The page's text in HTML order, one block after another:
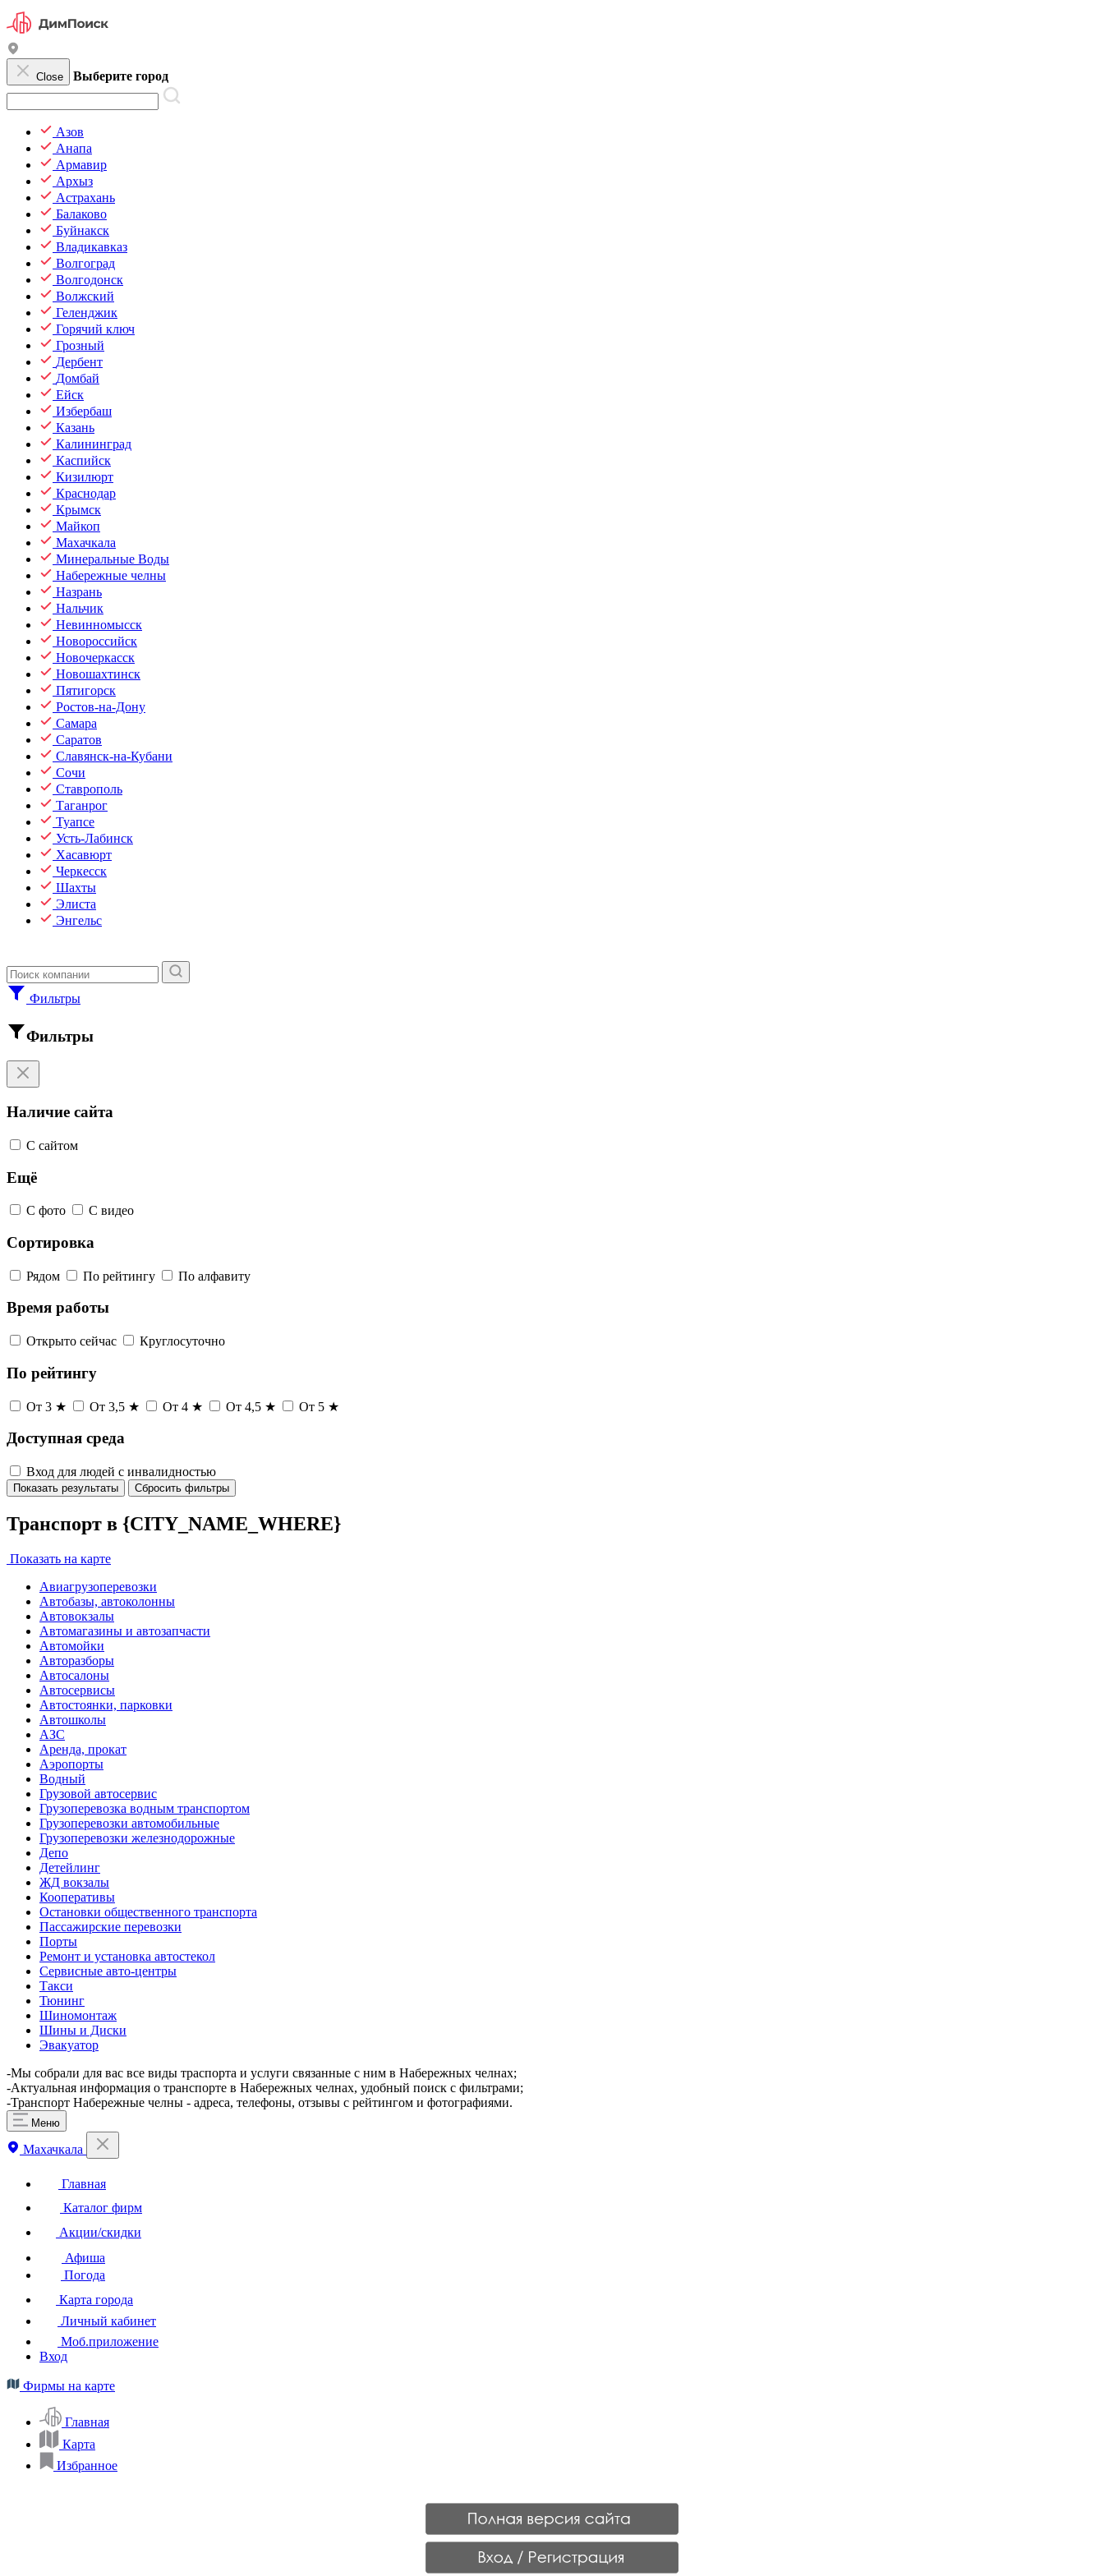
Close Выберите город
Азов
Анапа
Армавир
Архыз
Астрахань
Балаково
Буйнакск
Владикавказ
Волгоград
Волгодонск
Волжский
Геленджик
Горячий ключ
Грозный
Дербент
Домбай
Ейск
Избербаш
Казань
Калининград
Каспийск
Кизилюрт
Краснодар
Крымск
Майкоп
Махачкала
Минеральные Воды
Набережные челны
Назрань
Нальчик
Невинномысск
Новороссийск
Новочеркасск
Новошахтинск
Пятигорск
Ростов-на-Дону
Самара
Саратов
Славянск-на-Кубани
Сочи
Ставрополь
Таганрог
Туапсе
Усть-Лабинск
Хасавюрт
Черкесск
Шахты
Элиста
Энгельс
Фильтры
Фильтры
Наличие сайта
С сайтом
Ещё
С фото С видео
Сортировка
Рядом По рейтингу По алфавиту
Время работы
Открыто сейчас Круглосуточно
По рейтингу
От 3 ★ От 3,5 ★ От 4 ★ От 4,5 ★ От 5 ★
Доступная среда
Вход для людей с инвалидностью
Показать результаты Сбросить фильтры
Транспорт в {CITY_NAME_WHERE}
Показать на карте
Авиагрузоперевозки
Автобазы, автоколонны
Автовокзалы
Автомагазины и автозапчасти
Автомойки
Авторазборы
Автосалоны
Автосервисы
Автостоянки, парковки
Автошколы
АЗС
Аренда, прокат
Аэропорты
Водный
Грузовой автосервис
Грузоперевозка водным транспортом
Грузоперевозки автомобильные
Грузоперевозки железнодорожные
Депо
Детейлинг
ЖД вокзалы
Кооперативы
Остановки общественного транспорта
Пассажирские перевозки
Порты
Ремонт и установка автостекол
Сервисные авто-центры
Такси
Тюнинг
Шиномонтаж
Шины и Диски
Эвакуатор
-Мы собрали для вас все виды траспорта и услуги связанные с ним в Набережных челнах;
-Актуальная информация о транспорте в Набережных челнах, удобный поиск с фильтрами;
-Транспорт Набережные челны - адреса, телефоны, отзывы с рейтингом и фотографиями.
Меню
Махачкала
Главная
Каталог фирм
Акции/скидки
Афиша
Погода
Карта города
Личный кабинет
Моб.приложение
Вход
Фирмы на карте
Главная
Карта
Избранное